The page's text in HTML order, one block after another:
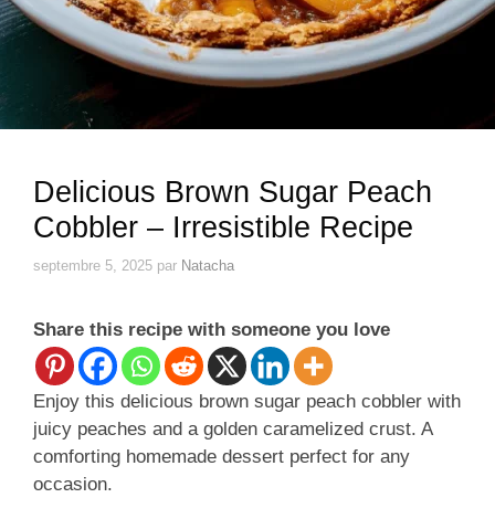
Delicious Brown Sugar Peach
Cobbler – Irresistible Recipe
septembre 5, 2025 par Natacha
Share this recipe with someone you love
Enjoy this delicious brown sugar peach cobbler with
juicy peaches and a golden caramelized crust. A
comforting homemade dessert perfect for any
occasion.